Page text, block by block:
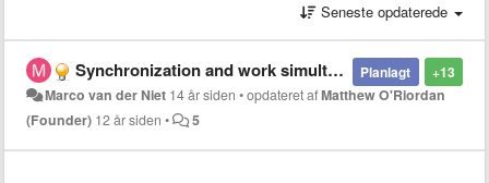
Seneste opdaterede
+13
Planlagt
Synchronization and work simultaneously
Marco van der Niet 14 år siden •opdateret afMatthew O'Riordan
(Founder) 12 år siden • 5